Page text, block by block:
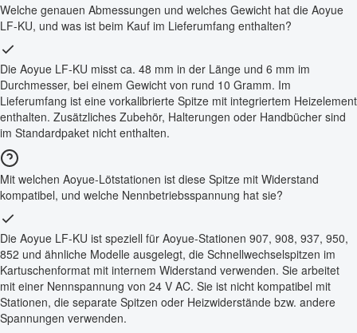
Welche genauen Abmessungen und welches Gewicht hat die Aoyue
LF-KU, und was ist beim Kauf im Lieferumfang enthalten?
Die Aoyue LF-KU misst ca. 48 mm in der Länge und 6 mm im
Durchmesser, bei einem Gewicht von rund 10 Gramm. Im
Lieferumfang ist eine vorkalibrierte Spitze mit integriertem Heizelement
enthalten. Zusätzliches Zubehör, Halterungen oder Handbücher sind
im Standardpaket nicht enthalten.
Mit welchen Aoyue-Lötstationen ist diese Spitze mit Widerstand
kompatibel, und welche Nennbetriebsspannung hat sie?
Die Aoyue LF-KU ist speziell für Aoyue-Stationen 907, 908, 937, 950,
852 und ähnliche Modelle ausgelegt, die Schnellwechselspitzen im
Kartuschenformat mit internem Widerstand verwenden. Sie arbeitet
mit einer Nennspannung von 24 V AC. Sie ist nicht kompatibel mit
Stationen, die separate Spitzen oder Heizwiderstände bzw. andere
Spannungen verwenden.